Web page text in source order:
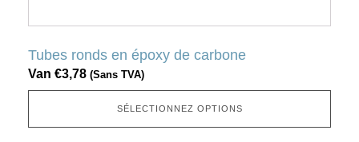
Tubes ronds en époxy de carbone
Van €3,78 (Sans TVA)
SÉLECTIONNEZ OPTIONS
a
peut